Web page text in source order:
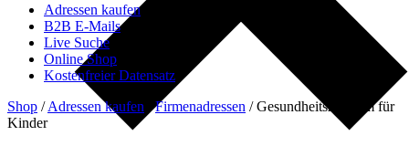
Adressen kaufen
B2B E-Mails
Live Suche
Online Shop
Kostenfreier Datensatz
Shop /Adressen kaufen /Firmenadressen /Gesundheitszentrum für
Kinder